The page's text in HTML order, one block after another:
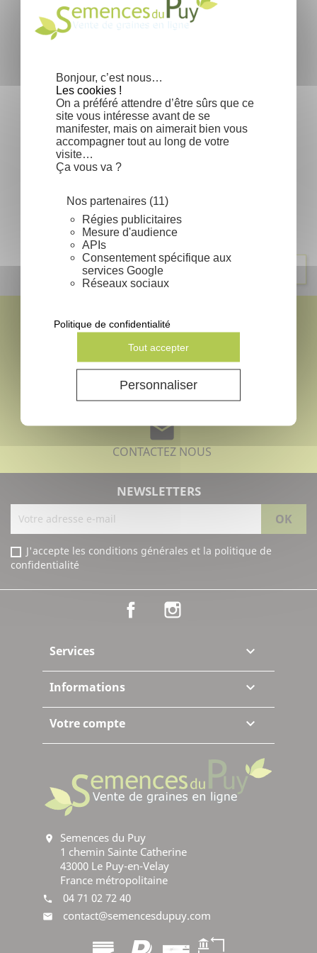
Bonjour, c’est nous…
Les cookies !
On a préféré attendre d’être sûrs que ce
site vous intéresse avant de se
manifester, mais on aimerait bien vous
accompagner tout au long de votre
visite…
Ça vous va ?
Nos partenaires (11)
Régies publicitaires
Mesure d'audience
APIs
Consentement spécifique aux
services Google
Réseaux sociaux
Tout accepter
Personnaliser
Politique de confidentialité
Pieris japonica - Andromède du
Prix
6,60 €
Affichage 1-2 de 2 article(s)
Retour en haut
local_shipping
EXPÉDITION SOUS 24-48H
lock
PAIEMENT SÉCURISÉ
mail
CONTACTEZ NOUS
NEWSLETTERS
J'accepte les conditions générales et la politique de
confidentialité
Facebook
Services 
Informations 
Votre compte 
location_on
Semences du Puy
1 chemin Sainte Catherine
43000 Le Puy-en-Velay
France métropolitaine
phone 04 71 02 72 40
mail contact@semencesdupuy.com